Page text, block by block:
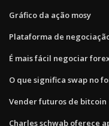
Gráfico da ação mosy
Plataforma de
É mais fácil negociar
O que significa swap no
Vender futuros de bitcoin
Charles schwab oferece